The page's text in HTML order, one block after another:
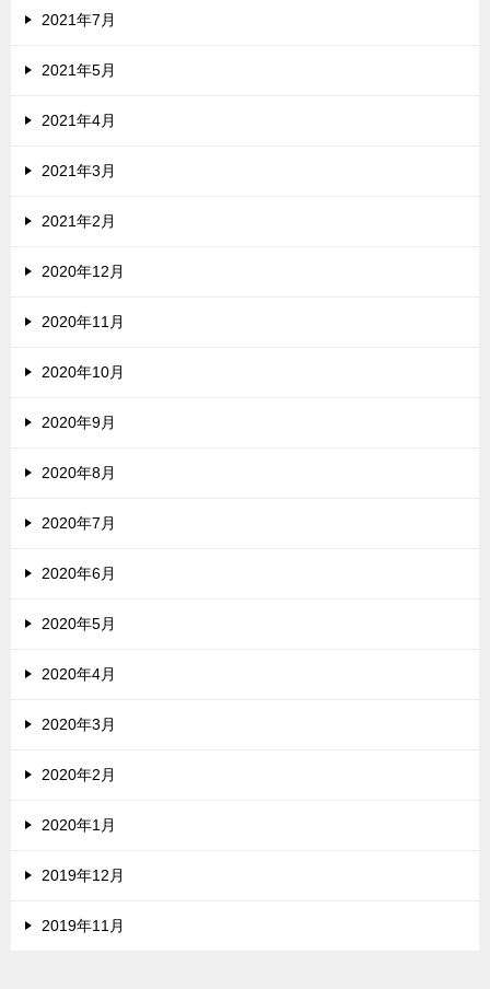
2021年7月
2021年5月
2021年4月
2021年3月
2021年2月
2020年12月
2020年11月
2020年10月
2020年9月
2020年8月
2020年7月
2020年6月
2020年5月
2020年4月
2020年3月
2020年2月
2020年1月
2019年12月
2019年11月